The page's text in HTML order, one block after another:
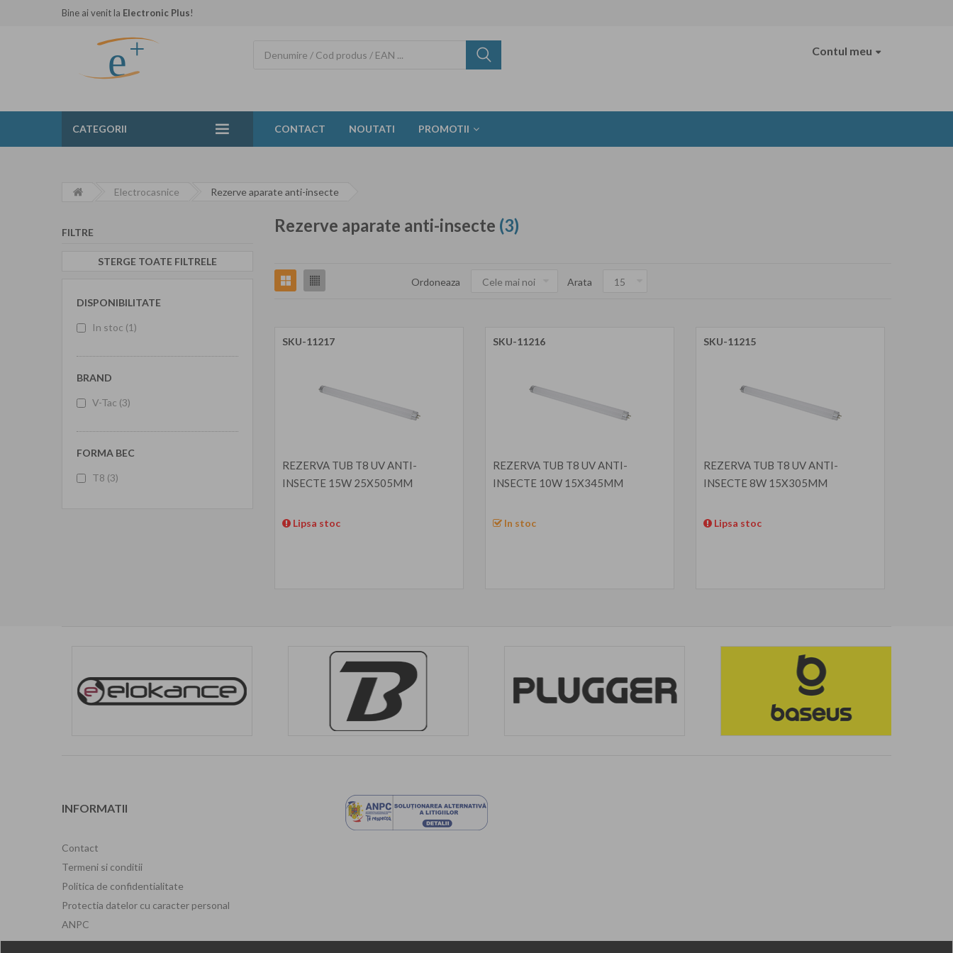
Bine ai venit la Electronic Plus!
Contul meu
CATEGORII CONTACT NOUTATI PROMOTII
Electrocasnice Rezerve aparate anti-insecte
FILTRE
STERGE TOATE FILTRELE
DISPONIBILITATE
In stoc (1)
BRAND
V-Tac (3)
FORMA BEC
T8 (3)
Rezerve aparate anti-insecte (3)
Ordoneaza Arata
SKU-11217
REZERVA TUB T8 UV ANTI-
INSECTE 15W 25X505MM
Lipsa stoc
SKU-11216
REZERVA TUB T8 UV ANTI-
INSECTE 10W 15X345MM
In stoc
SKU-11215
REZERVA TUB T8 UV ANTI-
INSECTE 8W 15X305MM
Lipsa stoc
INFORMATII
Contact
Termeni si conditii
Politica de confidentialitate
Protectia datelor cu caracter personal
ANPC
ANPM